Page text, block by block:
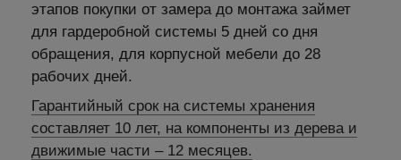
этапов покупки от замера до монтажа займет
для гардеробной системы 5 дней со дня
обращения, для корпусной мебели до 28
рабочих дней.
Гарантийный срок на системы хранения
составляет 10 лет, на компоненты из дерева и
движимые части – 12 месяцев.